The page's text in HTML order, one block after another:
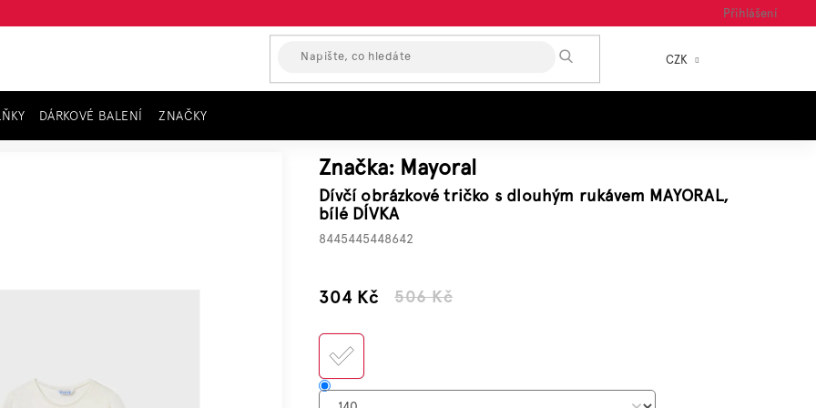
CZK
Přihlášení
DÁRKOVÉ BALENÍ ZNAČKY
Dívčí obrázkové tričko s dlouhým rukávem MAYORAL,
bílé DÍVKA
8445445448642
Značka: Mayoral
506 Kč
304 Kč Měrná